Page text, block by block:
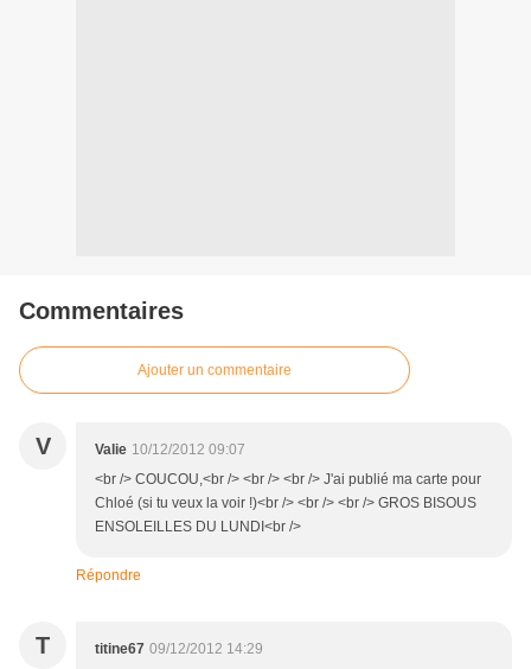
Commentaires
Ajouter un commentaire
V Valie 10/12/2012 09:07
<br /> COUCOU,<br /> <br /> <br /> J'ai publié ma carte pour
Chloé (si tu veux la voir !)<br /> <br /> <br /> GROS BISOUS
ENSOLEILLES DU LUNDI<br />
Répondre
T titine67 09/12/2012 14:29